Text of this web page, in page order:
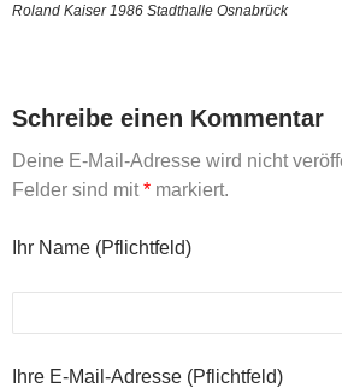
Roland Kaiser 1986 Stadthalle Osnabrück
Schreibe einen Kommentar
Deine E-Mail-Adresse wird nicht
Felder sind mit* markiert.
Ihr Name (Pflichtfeld)
Ihre E-Mail-Adresse (Pflichtfeld)